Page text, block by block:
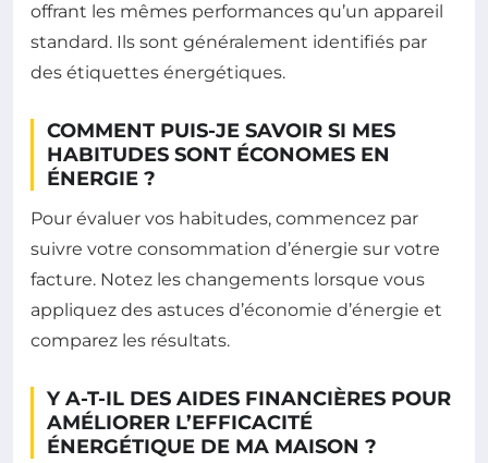
offrant les mêmes performances qu’un appareil
standard. Ils sont généralement identifiés par
des étiquettes énergétiques.
COMMENT PUIS-JE SAVOIR SI MES
HABITUDES SONT ÉCONOMES EN
ÉNERGIE ?
Pour évaluer vos habitudes, commencez par
suivre votre consommation d’énergie sur votre
facture. Notez les changements lorsque vous
appliquez des astuces d’économie d’énergie et
comparez les résultats.
Y A-T-IL DES AIDES FINANCIÈRES POUR
AMÉLIORER L’EFFICACITÉ
ÉNERGÉTIQUE DE MA MAISON ?